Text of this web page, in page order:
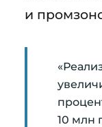
и
10 млн